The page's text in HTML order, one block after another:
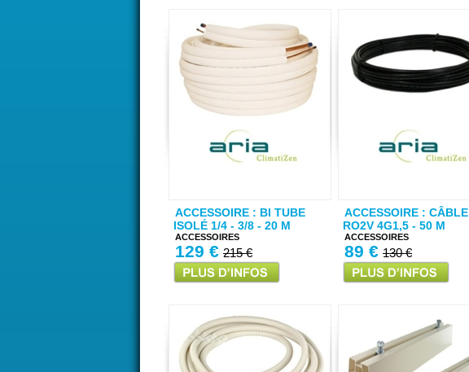
ACCESSOIRE : BI TUBE
ISOLÉ 1/4 - 3/8 - 20 M
ACCESSOIRES
129 € 215 €
ACCESSOIRE : CÂBLE
RO2V 4G1,5 - 50 M
ACCESSOIRES
89 € 130 €